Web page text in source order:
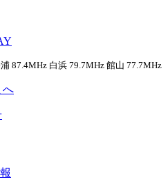
87.4MHz 白浜 79.7MHz 館山 77.7MHz
へ